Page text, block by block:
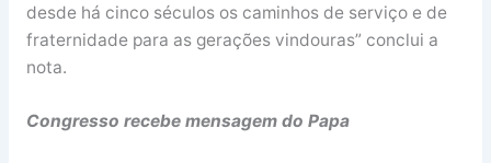
desde há cinco séculos os caminhos de serviço e de
fraternidade para as gerações vindouras” conclui a
nota.
Congresso recebe mensagem do Papa